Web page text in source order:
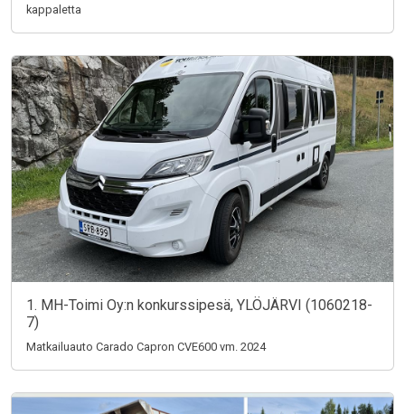
kappaletta
1. MH-Toimi Oy:n konkurssipesä, YLÖJÄRVI (1060218-
7)
Matkailuauto Carado Capron CVE600 vm. 2024